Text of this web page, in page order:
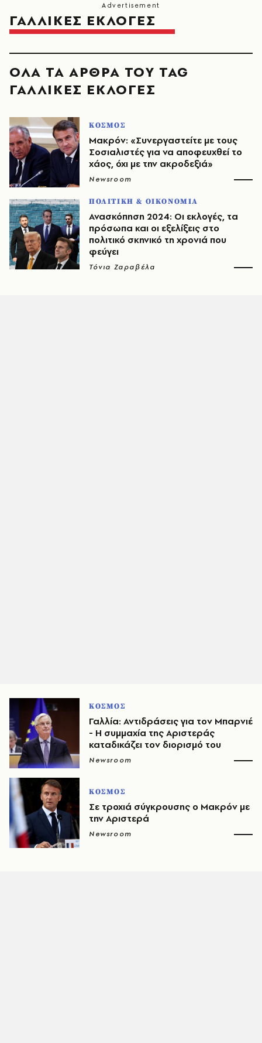
ΓΑΛΛΙΚΕΣ ΕΚΛΟΓΕΣ
ΟΛΑ ΤΑ ΑΡΘΡΑ ΤΟΥ TAG
ΓΑΛΛΙΚΕΣ ΕΚΛΟΓΕΣ
ΚΟΣΜΟΣ
Μακρόν: «Συνεργαστείτε με τους
Σοσιαλιστές για να αποφευχθεί το
χάος, όχι με την ακροδεξιά»
Newsroom
ΠΟΛΙΤΙΚΗ & ΟΙΚΟΝΟΜΙΑ
Ανασκόπηση 2024: Οι εκλογές, τα
πρόσωπα και οι εξελίξεις στο
πολιτικό σκηνικό τη χρονιά που
φεύγει
Τόνια Ζαραβέλα
ΚΟΣΜΟΣ
Γαλλία: Αντιδράσεις για τον Μπαρνιέ
- Η συμμαχία της Αριστεράς
καταδικάζει τον διορισμό του
Newsroom
ΚΟΣΜΟΣ
Σε τροχιά σύγκρουσης ο Μακρόν με
την Αριστερά
Newsroom